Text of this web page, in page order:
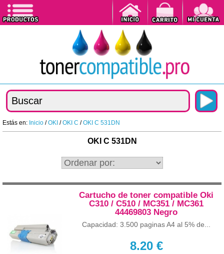
Estás en: Inicio /OKI /OKI C /OKI C 531DN
OKI C 531DN
Cartucho de toner compatible Oki
C310 / C510 / MC351 / MC361
44469803 Negro
Capacidad: 3.500 paginas A4 al 5% de...
8.20€